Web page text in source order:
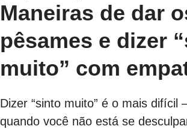
Maneiras de dar
pêsames e dizer
muito” com
Dizer “sinto muito” é o mais difícil
quando você não está se